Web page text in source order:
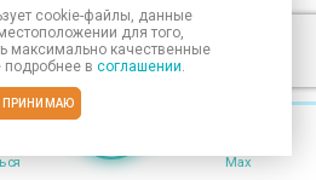
Max
cookie-файлы, данные
для того,
максимально качественные
подробнее в соглашении.
ПРИНИМАЮ